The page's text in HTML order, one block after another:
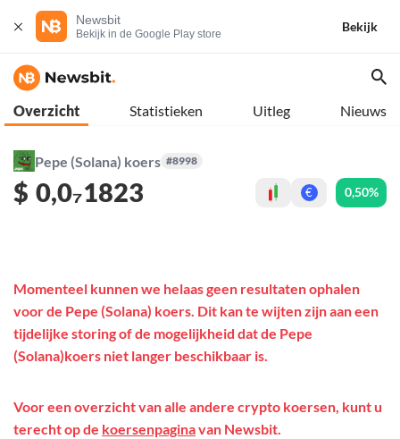
Newsbit
Bekijk in de Google Play store
Bekijk
Overzicht Statistieken Uitleg Nieuws
Pepe (Solana) koers #8998
$ 0,0₇1823 € 0,50%
Momenteel kunnen we helaas geen resultaten ophalen
voor de Pepe (Solana) koers. Dit kan te wijten zijn aan een
tijdelijke storing of de mogelijkheid dat de Pepe
(Solana)koers niet langer beschikbaar is.
Voor een overzicht van alle andere crypto koersen, kunt u
terecht op de koersenpaginavan Newsbit.